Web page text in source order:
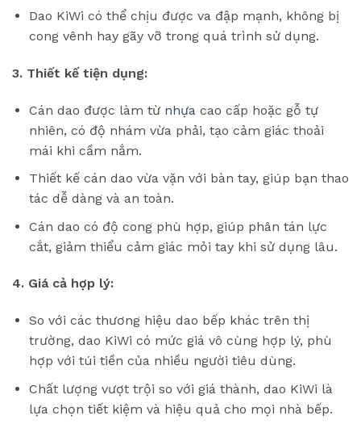
Dao KiWi có thể chịu được va đập mạnh, không bị
cong vênh hay gãy vỡ trong quá trình sử dụng.
3. Thiết kế tiện dụng:
Cán dao được làm từ nhựa cao cấp hoặc gỗ tự
nhiên, có độ nhám vừa phải, tạo cảm giác thoải
mái khi cầm nắm.
Thiết kế cán dao vừa vặn với bàn tay, giúp bạn thao
tác dễ dàng và an toàn.
Cán dao có độ cong phù hợp, giúp phân tán lực
cắt, giảm thiểu cảm giác mỏi tay khi sử dụng lâu.
4. Giá cả hợp lý:
So với các thương hiệu dao bếp khác trên thị
trường, dao KiWi có mức giá vô cùng hợp lý, phù
hợp với túi tiền của nhiều người tiêu dùng.
Chất lượng vượt trội so với giá thành, dao KiWi là
lựa chọn tiết kiệm và hiệu quả cho mọi nhà bếp.